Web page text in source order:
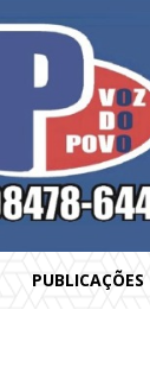
PUBLICAÇÕES